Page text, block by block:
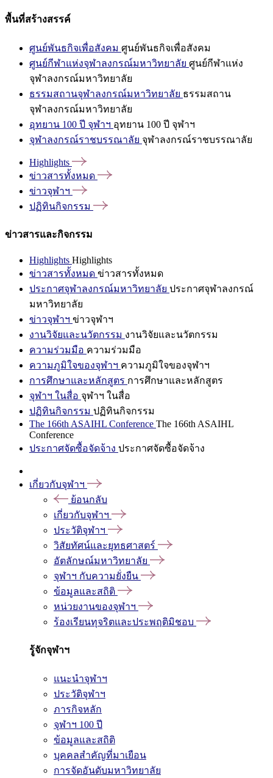
พื้นที่สร้างสรรค์
ศูนย์พันธกิจเพื่อสังคม ศูนย์พันธกิจเพื่อสังคม
ศูนย์กีฬาแห่งจุฬาลงกรณ์มหาวิทยาลัย ศูนย์กีฬาแห่ง
จุฬาลงกรณ์มหาวิทยาลัย
ธรรมสถานจุฬาลงกรณ์มหาวิทยาลัย ธรรมสถาน
จุฬาลงกรณ์มหาวิทยาลัย
อุทยาน 100 ปี จุฬาฯ อุทยาน 100 ปี จุฬาฯ
จุฬาลงกรณ์ราชบรรณาลัย จุฬาลงกรณ์ราชบรรณาลัย
Highlights
ข่าวสารทั้งหมด
ข่าวจุฬาฯ
ปฏิทินกิจกรรม
ข่าวสารและกิจกรรม
Highlights Highlights
ข่าวสารทั้งหมด ข่าวสารทั้งหมด
ประกาศจุฬาลงกรณ์มหาวิทยาลัย ประกาศจุฬาลงกรณ์
มหาวิทยาลัย
ข่าวจุฬาฯ ข่าวจุฬาฯ
งานวิจัยและนวัตกรรม งานวิจัยและนวัตกรรม
ความร่วมมือ ความร่วมมือ
ความภูมิใจของจุฬาฯ ความภูมิใจของจุฬาฯ
การศึกษาและหลักสูตร การศึกษาและหลักสูตร
จุฬาฯ ในสื่อ จุฬาฯ ในสื่อ
ปฏิทินกิจกรรม ปฏิทินกิจกรรม
The 166th ASAIHL Conference The 166th ASAIHL
Conference
ประกาศจัดซื้อจัดจ้าง ประกาศจัดซื้อจัดจ้าง
เกี่ยวกับจุฬาฯ
ย้อนกลับ
เกี่ยวกับจุฬาฯ
ประวัติจุฬาฯ
วิสัยทัศน์และยุทธศาสตร์
อัตลักษณ์มหาวิทยาลัย
จุฬาฯ กับความยั่งยืน
ข้อมูลและสถิติ
หน่วยงานของจุฬาฯ
ร้องเรียนทุจริตและประพฤติมิชอบ
รู้จักจุฬาฯ
แนะนำจุฬาฯ
ประวัติจุฬาฯ
ภารกิจหลัก
จุฬาฯ 100 ปี
ข้อมูลและสถิติ
บุคคลสำคัญที่มาเยือน
การจัดอันดับมหาวิทยาลัย